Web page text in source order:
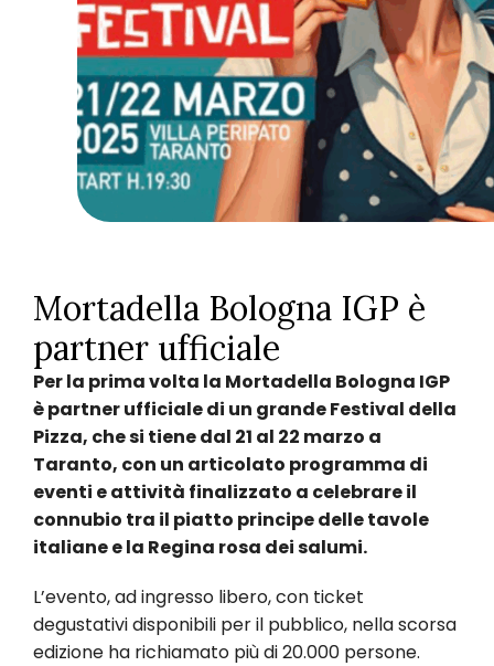
Mortadella Bologna IGP è
partner ufficiale
Per la prima volta la Mortadella Bologna IGP
è partner ufficiale di un grande Festival della
Pizza, che si tiene dal 21 al 22 marzo a
Taranto, con un articolato programma di
eventi e attività finalizzato a celebrare il
connubio tra il piatto principe delle tavole
italiane e la Regina rosa dei salumi.
L’evento, ad ingresso libero, con ticket
degustativi disponibili per il pubblico, nella scorsa
edizione ha richiamato più di 20.000 persone.